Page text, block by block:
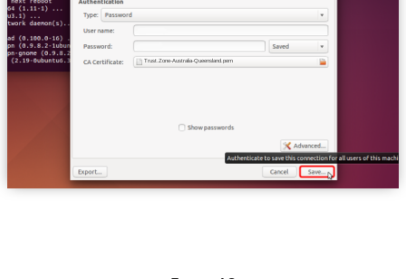
Trust.Zone-Australia-Queensland.pem